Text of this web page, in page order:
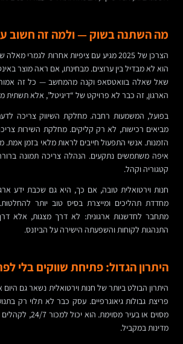
מה השתנה בשוק — ולמה זה חשוב
הצרכן של 2025 מגיע עם ציפיות אחרות לגמרי
הוא לא מבדיל בין ערוצים. מבחינתו, אם ראה מוצר
שאל שאלה בוואטסאפ וקנה מהמחשב — כל זה אמור
הארגון, זה כבר לא פרויקט של “דיגיטל”, אלא תשתית
בפועל, המשמעות רחבה. מחלקת השיווק צריכה
מביאים רכישות, לא רק קליקים. מחלקת השירות
הזמנות. אנשי התפעול חייבים לראות מלאי בזמן אמת.
איפה משתמשים נתקעים. הנהלה צריכה תמונה
קטגוריה וקהל.
חנות וירטואלית טובה, אם כך, היא גם שכבת ידע
מחדדת תהליכים ומייצרת בסיס טוב יותר
מתחבר לחדשנות ארגונית: לא דרך מצגות, אלא
התנהגות לקוחות והשפעתה הישירה על הביזנס.
היתרון הגדול: פתיחת שווקים בלי
היתרון הבולט ביותר של חנות וירטואלית נשאר גם
פריצת גבולות גיאוגרפיים. עסק כבר לא תלוי רק
מסוים או בעיר
מדינות במקביל.